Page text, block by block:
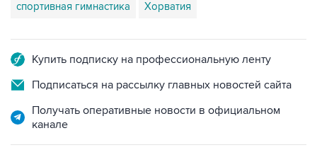
спортивная гимнастика Хорватия
Купить подписку на профессиональную ленту
Подписаться на рассылку главных новостей сайта
Получать оперативные новости в официальном
канале